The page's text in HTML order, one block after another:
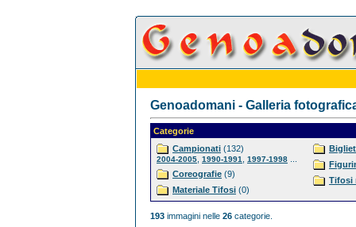
Genoadomani - Galleria
Categorie
Campionati (132)
2004-2005 1990-1991 1997-1998
Coreografie (9)
Materiale Tifosi (0)
Tifosi
193 immagini nelle 26 categorie.